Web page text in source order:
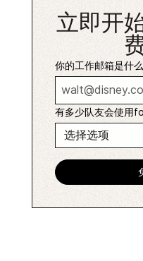
立即开
你的工作邮箱是什
有多少队友会使用